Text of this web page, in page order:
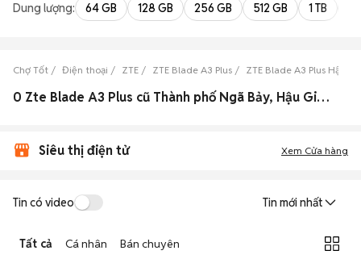
Dung lượng: 64 GB 128 GB 256 GB 512 GB 1 TB
Chợ Tốt Điện thoại ZTE ZTE Blade A3 Plus ZTE Blade A3 Plus Hậu
0 Zte Blade A3 Plus cũ Thành phố Ngã Bảy, Hậu Giang đẹp
Siêu thị điện tử Xem Cửa hàng
Tin có video Tin mới nhất
Tất cả Cá nhân Bán chuyên